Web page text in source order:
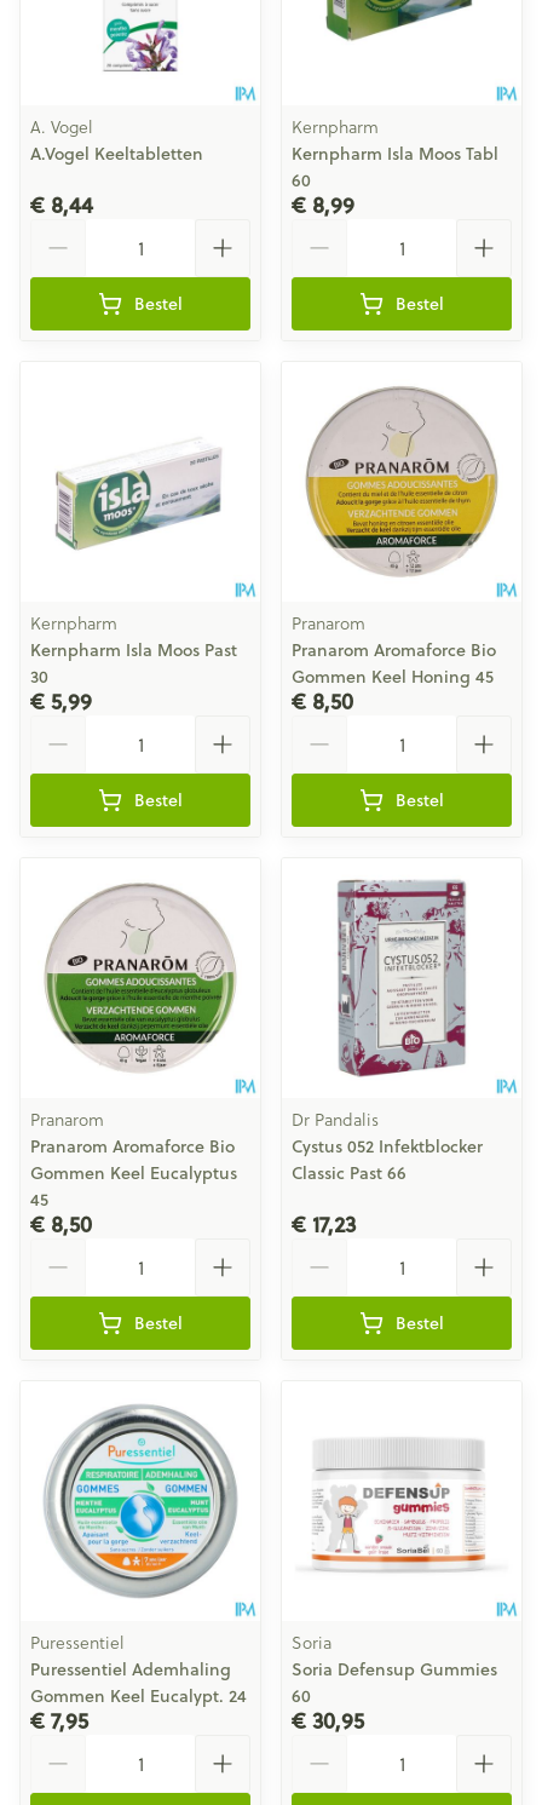
A. Vogel
A.Vogel Keeltabletten
€ 8,44
Bestel
Kernpharm
Kernpharm Isla Moos Tabl
60
€ 8,99
Bestel
Kernpharm
Kernpharm Isla Moos Past
30
€ 5,99
Bestel
Pranarom
Pranarom Aromaforce Bio
Gommen Keel Honing 45
€ 8,50
Bestel
Pranarom
Pranarom Aromaforce Bio
Gommen Keel Eucalyptus
45
€ 8,50
Bestel
Dr Pandalis
Cystus 052 Infektblocker
Classic Past 66
€ 17,23
Bestel
Puressentiel
Puressentiel Ademhaling
Gommen Keel Eucalypt. 24
€ 7,95
Soria
Soria Defensup Gummies
60
€ 30,95